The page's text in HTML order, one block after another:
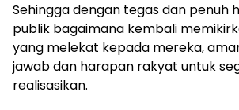
‎Sehingga dengan tegas dan penuh
publik bagaimana kembali
yang melekat kepada mereka,
jawab dan harapan rakyat untuk
realisasikan.